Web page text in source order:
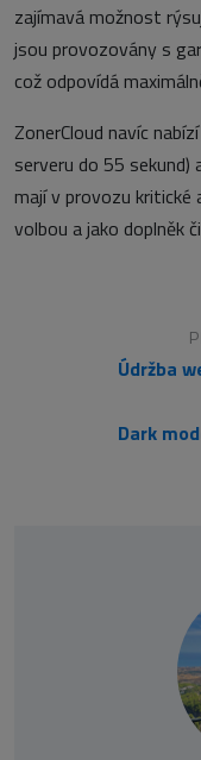
zajímavá možnost
jsou provozovány s
což odpovídá
ZonerCloud navíc
serveru do 55
mají v provozu kritické
volbou a jako doplněk